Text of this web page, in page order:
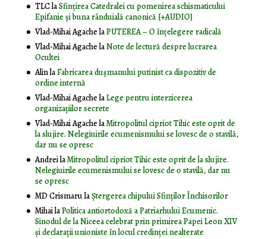
TLClaSfințirea Catedralei cu pomenirea schismaticului
Epifanie și buna rânduială canonică [+AUDIO]
Vlad-Mihai AgachelaPUTEREA – O înţelegere radicală
Vlad-Mihai AgachelaNote de lectură despre lucrarea
Ocultei
AlinlaFabricarea dușmanului putinist ca dispozitiv de
ordine internă
Vlad-Mihai AgachelaLege pentru interzicerea
organizaţiilor secrete
Vlad-Mihai AgachelaMitropolitul cipriot Tihic este oprit de
la slujire. Nelegiuirile ecumenismului se lovesc de o stavilă,
dar nu se opresc
AndreilaMitropolitul cipriot Tihic este oprit de la slujire.
Nelegiuirile ecumenismului se lovesc de o stavilă, dar nu
se opresc
MD CrismarulaŞtergerea chipului Sfinţilor Închisorilor
MihailaPolitica antiortodoxă a Patriarhului Ecumenic.
Sinodul de la Niceea celebrat prin primirea Papei Leon XIV
și declarații unioniste în locul credinței nealterate